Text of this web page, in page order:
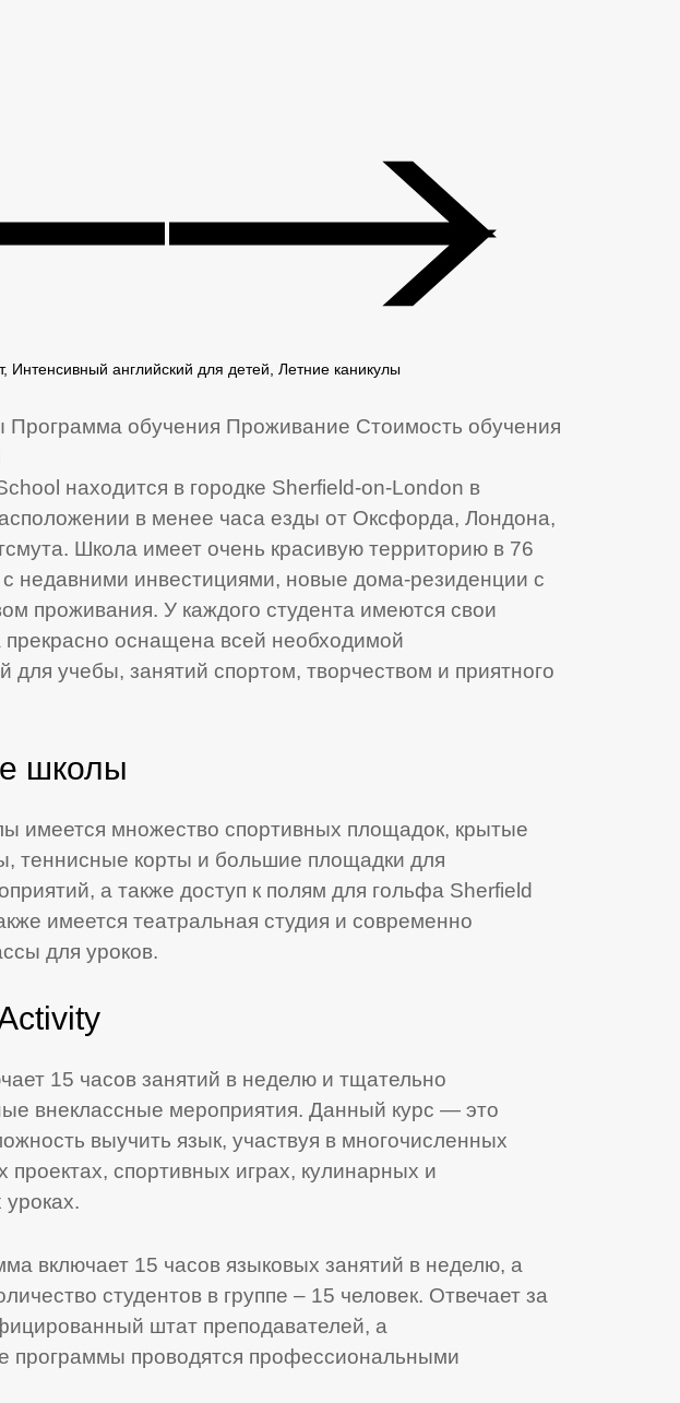
Интенсивный английский для детей, Летние каникулы
Программа обучения Проживание Стоимость обучения
находится в городке Sherfield-on-London в
в менее часа езды от Оксфорда, Лондона,
Школа имеет очень красивую территорию в 76
с недавними инвестициями, новые дома-резиденции с
проживания. У каждого студента имеются свои
прекрасно оснащена всей необходимой
для учебы, занятий спортом, творчеством и приятного
школы
имеется множество спортивных площадок, крытые
теннисные корты и большие площадки для
а также доступ к полям для гольфа Sherfield
имеется театральная студия и современно
для уроков.
15 часов занятий в неделю и тщательно
внеклассные мероприятия. Данный курс — это
выучить язык, участвуя в многочисленных
проектах, спортивных играх, кулинарных и
включает 15 часов языковых занятий в неделю, а
студентов в группе – 15 человек. Отвечает за
штат преподавателей, а
программы проводятся профессиональными